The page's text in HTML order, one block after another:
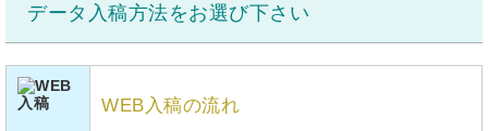
データ入稿方法をお選び下さい
WEB入稿の流れ